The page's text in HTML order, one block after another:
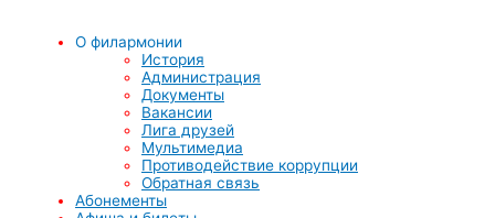
О филармонии
История
Администрация
Документы
Вакансии
Лига друзей
Мультимедиа
Противодействие коррупции
Обратная связь
Абонементы